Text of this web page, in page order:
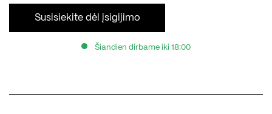
Susisiekite dėl įsigijimo
Šiandien dirbame iki 18:00